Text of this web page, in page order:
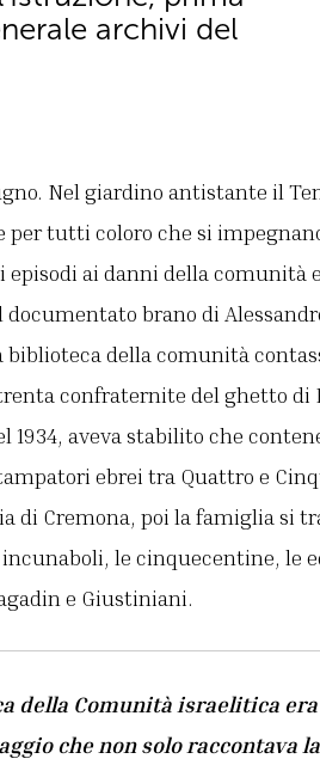
archivi del
Nel giardino antistante il
per tutti coloro che si
ai danni della comunità
brano di
biblioteca della comunità
confraternite del ghetto di
1934, aveva stabilito che
ebrei tra Quattro e
di Cremona, poi la famiglia si
le cinquecentine, le
e Giustiniani.
della Comunità israelitica
che non solo